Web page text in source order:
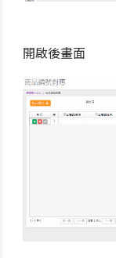
開啟後畫面